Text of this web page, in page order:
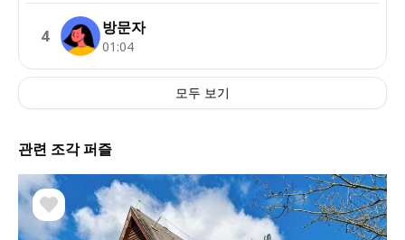
4 방문자
01:04
모두 보기
관련 조각 퍼즐